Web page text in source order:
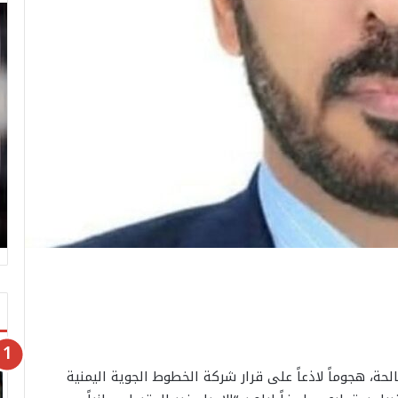
هجوماً لاذعاً على قرار شركة الخطوط الجوية اليمنية